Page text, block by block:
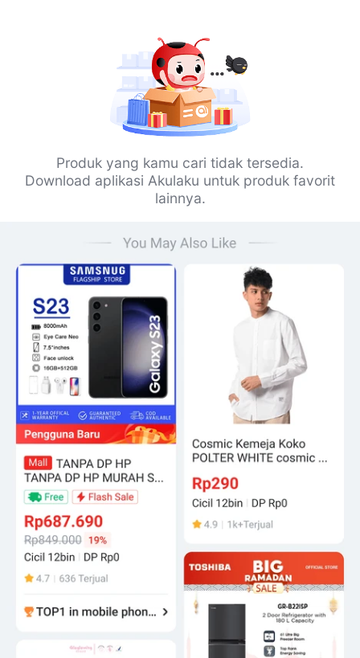
Produk yang kamu cari tidak tersedia.
Download aplikasi Akulaku untuk produk favorit
lainnya.